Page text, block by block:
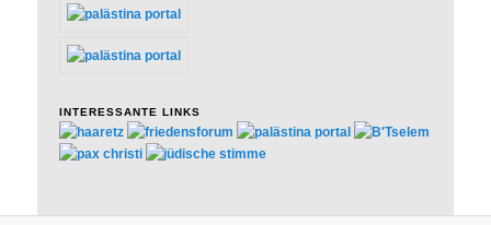
INTERESSANTE LINKS